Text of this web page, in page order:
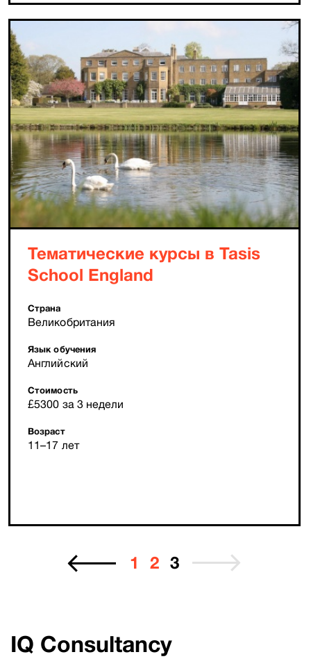
Тематические курсы в Tasis
School England
Страна
Великобритания
Язык обучения
Английский
Стоимость
£5300 за 3 недели
Возраст
11–17 лет
1 2 3
IQ Consultancy